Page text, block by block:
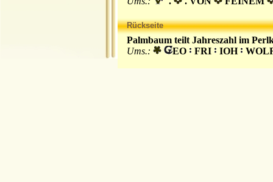
Rückseite
Palmbaum teilt Jahreszahl im
Ums.:
EO FRI IOH